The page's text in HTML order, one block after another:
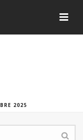
2025